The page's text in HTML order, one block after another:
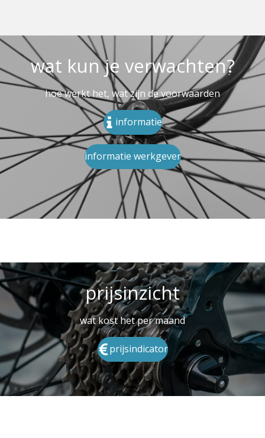
wat kun je verwachten?
hoe werkt het, wat zijn de voorwaarden
informatie
informatie werkgever
prijsinzicht
wat kost het per maand
prijsindicator